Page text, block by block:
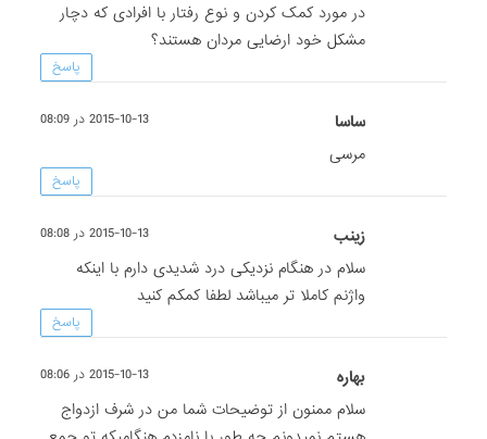
در مورد کمک کردن و نوع رفتار با افرادی که دچار
مشکل خود ارضایی مردان هستند؟
پاسخ
ساسا 2015-10-13 در 08:09
مرسی
پاسخ
زینب 2015-10-13 در 08:08
سلام در هنگام نزدیکی درد شدیدی دارم با اینکه
واژنم کاملا تر میباشد لطفا کمکم کنید
پاسخ
بهاره 2015-10-13 در 08:06
سلام ممنون از توضیحات شما من در شرف ازدواج